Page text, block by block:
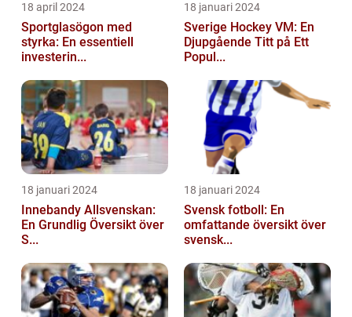
18 april 2024
Sportglasögon med
styrka: En essentiell
investerin...
18 januari 2024
Sverige Hockey VM: En
Djupgående Titt på Ett
Popul...
18 januari 2024
Innebandy Allsvenskan:
En Grundlig Översikt över
S...
18 januari 2024
Svensk fotboll: En
omfattande översikt över
svensk...